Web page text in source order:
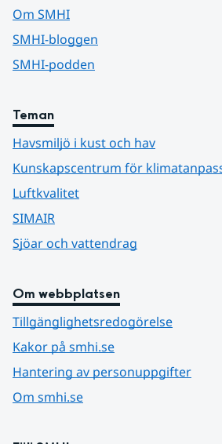
Om SMHI
SMHI-bloggen
SMHI-podden
Teman
Havsmiljö i kust och hav
Kunskapscentrum för
Luftkvalitet
SIMAIR
Sjöar och vattendrag
Om webbplatsen
Tillgänglighetsredogörelse
Kakor på smhi.se
Hantering av personuppgifter
Om smhi.se